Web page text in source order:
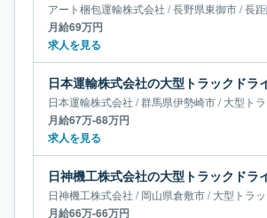
アート梱包運輸株式会社 /長野県東御市/長
月給69万円
求人を見る
日本運輸株式会社 /群馬県伊勢崎市/大型ト
月給67万-68万円
求人を見る
日神機工株式会社 /岡山県倉敷市/大型トラ
月給66万-66万円